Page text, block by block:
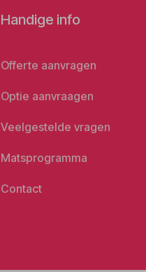
Handige info
Offerte aanvragen
Optie aanvraagen
Veelgestelde vragen
Matsprogramma
Contact